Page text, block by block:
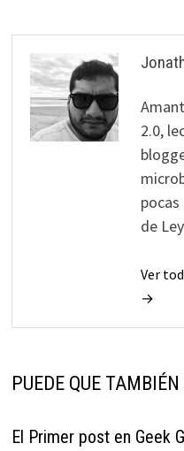
2.0,
de
Ver
→
PUEDE QUE
El Primer post en Geek